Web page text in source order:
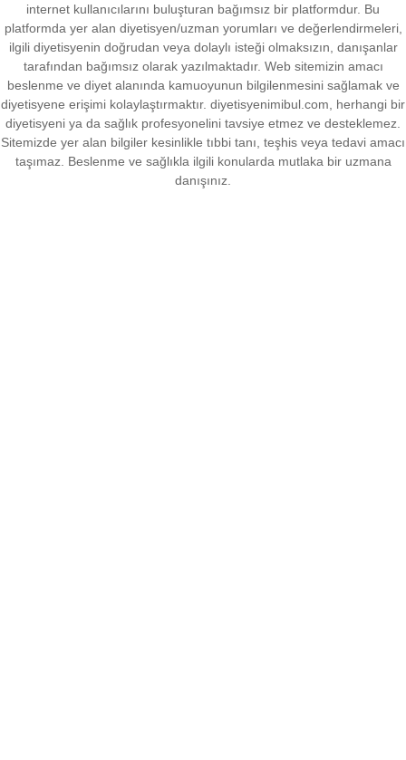
internet kullanıcılarını buluşturan bağımsız bir platformdur. Bu
platformda yer alan diyetisyen/uzman yorumları ve değerlendirmeleri,
ilgili diyetisyenin doğrudan veya dolaylı isteği olmaksızın, danışanlar
tarafından bağımsız olarak yazılmaktadır. Web sitemizin amacı
beslenme ve diyet alanında kamuoyunun bilgilenmesini sağlamak ve
diyetisyene erişimi kolaylaştırmaktır. diyetisyenimibul.com, herhangi bir
diyetisyeni ya da sağlık profesyonelini tavsiye etmez ve desteklemez.
Sitemizde yer alan bilgiler kesinlikle tıbbi tanı, teşhis veya tedavi amacı
taşımaz. Beslenme ve sağlıkla ilgili konularda mutlaka bir uzmana
danışınız.